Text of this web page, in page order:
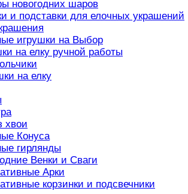
новогодних шаров
и подставки для елочных украшений
игрушки на Выбор
на елку ручной работы
на елку
хвои
Конуса
гирлянды
Венки и Сваги
Арки
корзинки и подсвечники